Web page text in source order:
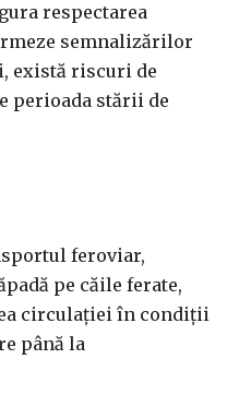
respectarea
semnalizărilor
există riscuri de
perioada stării de
feroviar,
pe căile ferate,
circulației în condiții
până la